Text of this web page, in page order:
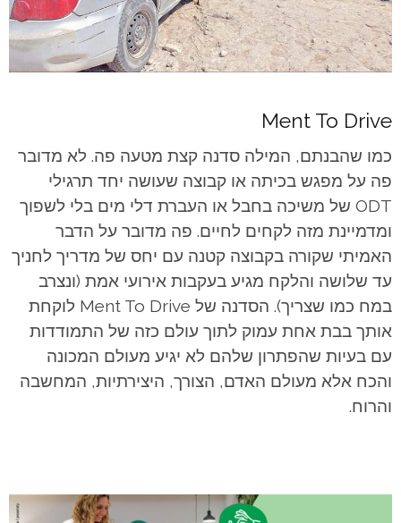
Ment To Drive
כמו שהבנתם, המילה סדנה קצת מטעה פה. לא מדובר
פה על מפגש בכיתה או קבוצה שעושה יחד תרגילי
ODT של משיכה בחבל או העברת דלי מים בלי לשפוך
ומדמיינת מזה לקחים לחיים. פה מדובר על הדבר
האמיתי שקורה בקבוצה קטנה עם יחס של מדריך לחניך
עד שלושה והלקח מגיע בעקבות אירועי אמת (ונצרב
במח כמו שצריך). הסדנה של Ment To Drive לוקחת
אותך בבת אחת עמוק לתוך עולם כזה של התמודדות
עם בעיות שהפתרון שלהם לא יגיע מעולם המכונה
והכח אלא מעולם האדם, הצורך, היצירתיות, המחשבה
והרוח.